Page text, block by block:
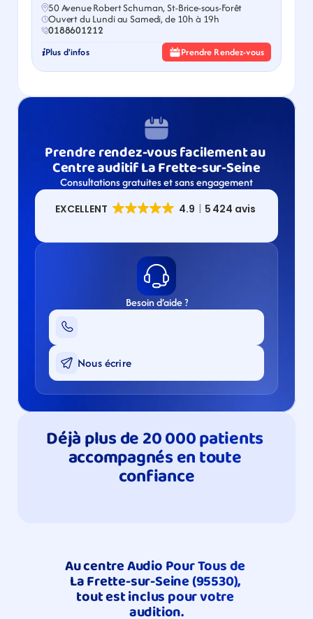
50 Avenue Robert Schuman, St-Brice-sous-Forêt
Ouvert du Lundi au Samedi, de 10h à 19h
0188601212
Plus d'infos Prendre Rendez-vous
Prendre rendez-vous facilement au
Centre auditif La Frette-sur-Seine
Consultations gratuites et sans engagement
Besoin d’aide ?
Nous écrire
Déjà plus de 20 000 patients
accompagnés en toute
confiance
Au centre Audio Pour Tous de
La Frette-sur-Seine (95530),
tout est inclus pour votre
audition.